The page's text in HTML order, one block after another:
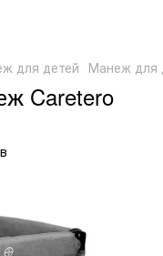
для детей Манеж для
Caretero